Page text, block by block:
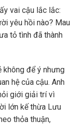
vai cậu lắc lắc:
yêu hồi nào? Mau
tỏ tình đã thành
không để ý nhưng
hệ của cậu. Anh
giới giải trí vì
lớn kế thừa Lưu
thỏa thuận,